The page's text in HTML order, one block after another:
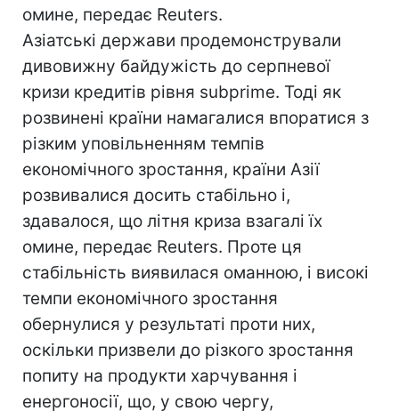
омине, передає Reuters.
Азіатські держави продемонстрували
дивовижну байдужість до серпневої
кризи кредитів рівня subprime. Тоді як
розвинені країни намагалися впоратися з
різким уповільненням темпів
економічного зростання, країни Азії
розвивалися досить стабільно і,
здавалося, що літня криза взагалі їх
омине, передає Reuters. Проте ця
стабільність виявилася оманною, і високі
темпи економічного зростання
обернулися у результаті проти них,
оскільки призвели до різкого зростання
попиту на продукти харчування і
енергоносії, що, у свою чергу,